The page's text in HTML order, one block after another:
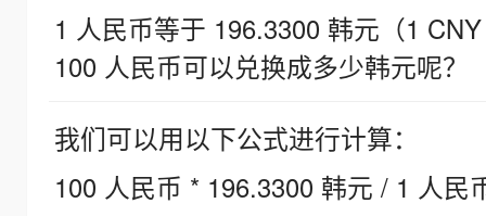
1 人民币等于 196.3300 韩元（1
100 人民币可以兑换成多少韩元呢？
我们可以用以下公式进行计算：
100 人民币 * 196.3300 韩元 / 1 人民